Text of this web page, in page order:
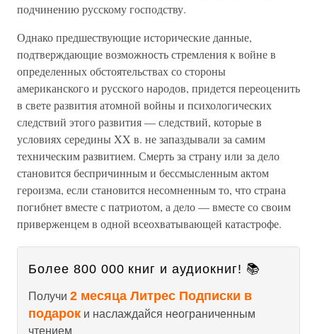
подчинению русскому господству.
Однако предшествующие исторические данные,
подтверждающие возможность стремления к войне в
определенных обстоятельствах со стороны
американского и русского народов, придется переоценить
в свете развития атомной войны и психологических
следствий этого развития — следствий, которые в
условиях середины XX в. не запаздывали за самим
техническим развитием. Смерть за страну или за дело
становится беспричинным и бессмысленным актом
героизма, если становится несомненным то, что страна
погибнет вместе с патриотом, а дело — вместе со своим
приверженцем в одной всеохватывающей катастрофе.
Более 800 000 книг и аудиокниг! 📚
Получи 2 месяца Литрес Подписки в
подарок и наслаждайся неограниченным
чтением